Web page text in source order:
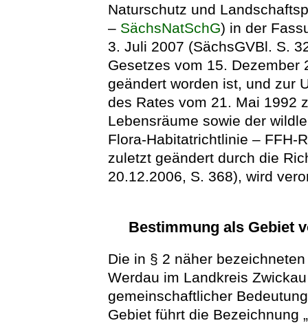
Naturschutz und
– SächsNatSchG) in der
3. Juli 2007 (SächsGVBl. S.
Gesetzes vom 15. Dezember
geändert worden ist, und zur
des Rates vom 21. Mai 1992
Lebensräume sowie der
Flora-Habitatrichtlinie – FFH-
zuletzt geändert durch die
20.12.2006, S. 368), wird
Bestimmung als Gebiet
Die in § 2 näher
Werdau im Landkreis
gemeinschaftlicher
Gebiet führt die Bezeichnung